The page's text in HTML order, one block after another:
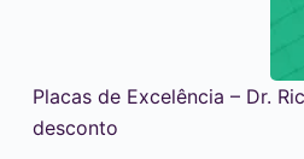
Placas de Excelência – Dr.
desconto